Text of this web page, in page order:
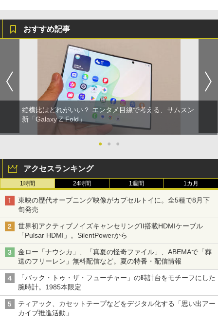
おすすめ記事
縦横比はどれがいい？ エンタメ目線で考える、サムスン
新「Galaxy Z Fold」
● ● ●
アクセスランキング
1時間 24時間 1週間 1カ月
東映の歴代オープニング映像がカプセルトイに。全5種で8月下
旬発売
世界初アクティブノイズキャンセリングII搭載HDMIケーブル
「Pulsar HDMI」。SilentPowerから
金ロー「ナウシカ」、「真夏の怪奇ファイル」、ABEMAで「葬
送のフリーレン」無料配信など。夏の特番・配信情報
「バック・トゥ・ザ・フューチャー」の時計台をモチーフにした
腕時計。1985本限定
ティアック、カセットテープなどをデジタル化する「思い出アー
カイブ推進活動」